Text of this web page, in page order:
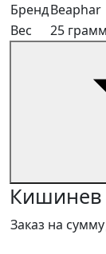
БрендBeaphar
Вес
25 грамм
Кишинев
Заказ на сумму